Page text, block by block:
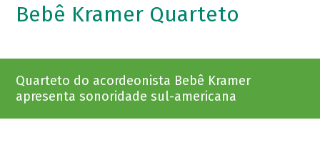
Bebê Kramer Quarteto
Quarteto do acordeonista Bebê Kramer
apresenta sonoridade sul-americana